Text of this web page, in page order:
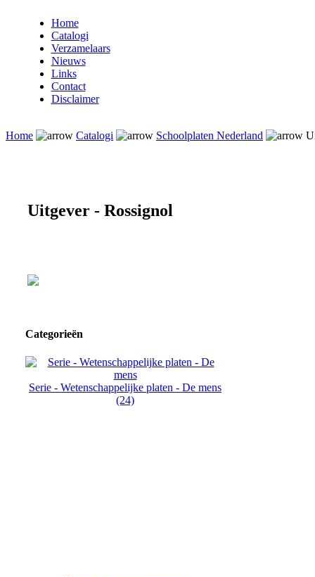
Home
Catalogi
Verzamelaars
Nieuws
Links
Contact
Disclaimer
Home Catalogi Schoolplaten Nederland
Uitgever - Rossignol
Categorieën
Serie - Wetenschappelijke platen - De mens
(24)